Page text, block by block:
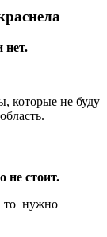
нет.
которые не буду
не стоит.
то нужно